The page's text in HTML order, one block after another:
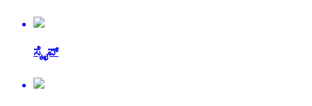
ಸ್ಕೈಪ್